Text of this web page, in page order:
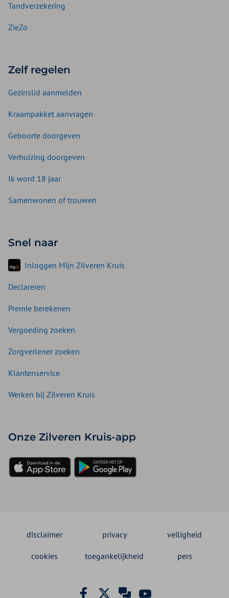
Tandverzekering
ZieZo
Zelf regelen
Gezinslid aanmelden
Kraampakket aanvragen
Geboorte doorgeven
Verhuizing doorgeven
Ik word 18 jaar
Samenwonen of trouwen
Snel naar
Inloggen Mijn Zilveren Kruis
Declareren
Premie berekenen
Vergoeding zoeken
Zorgverlener zoeken
Klantenservice
Werken bij Zilveren Kruis
Onze Zilveren Kruis-app
disclaimer privacy veiligheid
cookies toegankelijkheid pers